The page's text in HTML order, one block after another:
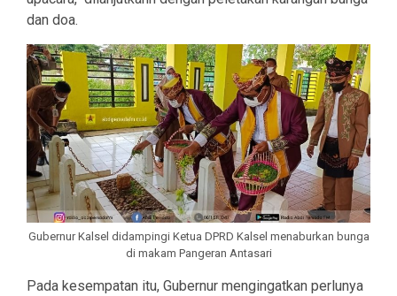
dan doa.
Gubernur Kalsel didampingi Ketua DPRD Kalsel menaburkan bunga
di makam Pangeran Antasari
Pada kesempatan itu, Gubernur mengingatkan perlunya